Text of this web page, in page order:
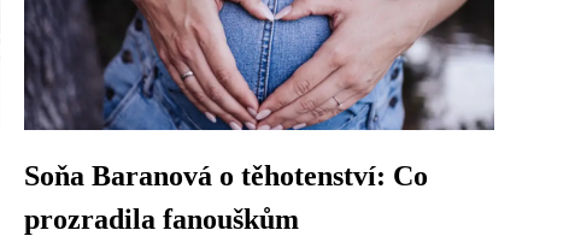
Soňa Baranová o těhotenství: Co
prozradila fanouškům